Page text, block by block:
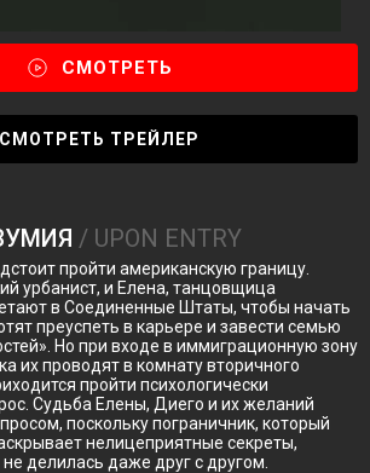
СМОТРЕТЬ
СМОТРЕТЬ ТРЕЙЛЕР
/ UPON ENTRY
пройти американскую границу.
урбанист, и Елена, танцовщица
в Соединенные Штаты, чтобы начать
преуспеть в карьере и завести семью
Но при входе в иммиграционную зону
их проводят в комнату вторичного
пройти психологически
Судьба Елены, Диего и их желаний
поскольку пограничник, который
нелицеприятные секреты,
делилась даже друг с другом.